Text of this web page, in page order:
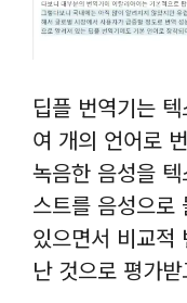
딥플 번역기는
여 개의 언어로
녹음한 음성을
스트를 음성으로
있으면서 비교적
난 것으로 평가